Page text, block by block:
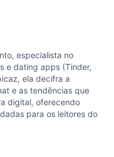
especialista no
e dating apps (Tinder,
ela decifra a
e as tendências que
digital, oferecendo
para os leitores do